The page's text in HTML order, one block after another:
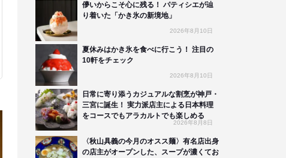
儚いからこそ心に残る！ パティシエが辿
り着いた「かき氷の新境地」
2026年8月10日
夏休みはかき氷を食べに行こう！ 注目の
10軒をチェック
2026年8月10日
日常に寄り添うカジュアルな割烹が神戸・
三宮に誕生！ 実力派店主による日本料理
をコースでもアラカルトでも楽しめる
2026年8月8日
〈秋山具義の今月のオスス麺〉有名店出身
の店主がオープンした、スープが濃くてお